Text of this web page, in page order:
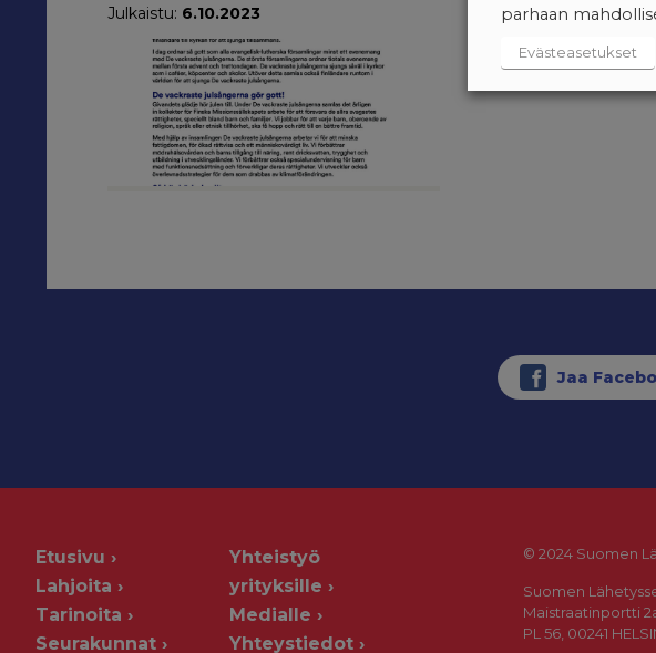
Julkaistu: 6.10.2023
Etusivu
Lahjoita
Tarinoita
Seurakunnat
Yhteistyö
yrityksille
Medialle
Yhteystiedot
© 2024 Suomen
Suomen
Maistraatinportti
PL 56, 00241
parhaan
Evästeasetukset